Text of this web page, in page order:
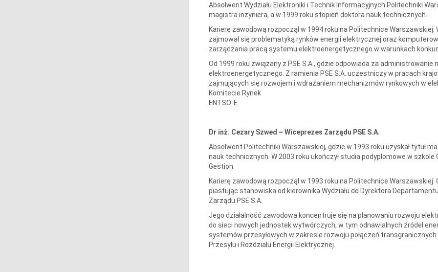
Absolwent Wydziału Elektroniki i Technik Informacyjnych Politechniki
magistra inżyniera, a w 1999 roku stopień doktora nauk technicznych.
Karierę zawodową rozpoczął w 1994 roku na Politechnice
zajmował się problematyką rynków energii elektrycznej oraz
zarządzania pracą systemu elektroenergetycznego w warunkach
Od 1999 roku związany z PSE S.A., gdzie odpowiada za
elektroenergetycznego. Z ramienia PSE S.A. uczestniczy w pracach
zajmujących się rozwojem i wdrażaniem mechanizmów rynkowych w
Komitecie Rynek
ENTSO-E.
Dr inż. Cezary Szwed – Wiceprezes Zarządu PSE S.A.
Absolwent Politechniki Warszawskiej, gdzie w 1993 roku uzyskał tytuł
nauk technicznych. W 2003 roku ukończył studia podyplomowe w szkole
Gestion.
Karierę zawodową rozpoczął w 1993 roku na Politechnice
piastując stanowiska od kierownika Wydziału do Dyrektora
Zarządu PSE S.A.
Jego działalność zawodowa koncentruje się na planowaniu rozwoju
do sieci nowych jednostek wytwórczych, w tym odnawialnych źródeł
systemów przesyłowych w zakresie rozwoju połączeń
Przesyłu i Rozdziału Energii Elektrycznej.